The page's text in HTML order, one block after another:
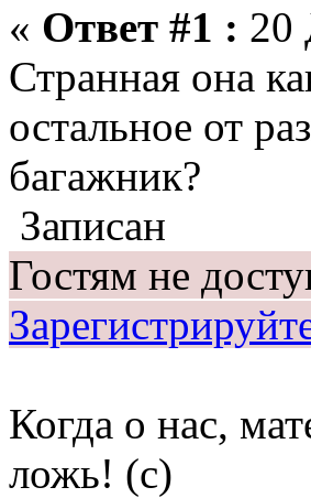
« Ответ #1 : 20
Странная она
остальное от
багажник?
Записан
Гостям не
Когда о нас,
ложь! (c)